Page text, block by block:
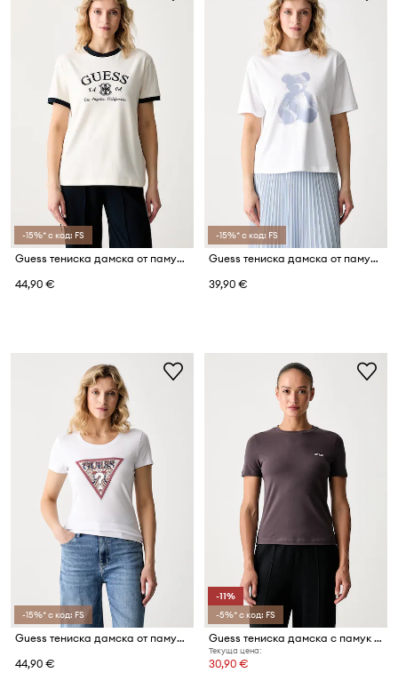
-15%* с код: FS
Guess тениска дамска от памук с еластан HOSHI
44,90 €
-15%* с код: FS
Guess тениска дамска от памук BEAR
39,90 €
-15%* с код: FS
Guess тениска дамска от памук с еластан PAISLEY
44,90 €
-11%
-5%* с код: FS
Guess тениска дамска с памук TRACEY
Текуща цена:
30,90 €